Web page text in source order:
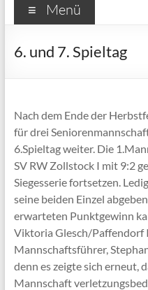
Menü
6. und 7. Spieltag
Nach dem Ende der
für drei
6.Spieltag weiter. Die
SV RW Zollstock I mit 9:2
Siegesserie fortsetzen.
seine beiden Einzel
erwarteten Punktgewinn
Viktoria Glesch/Paffendorf
Mannschaftsführer,
denn es zeigte sich erneut,
Mannschaft